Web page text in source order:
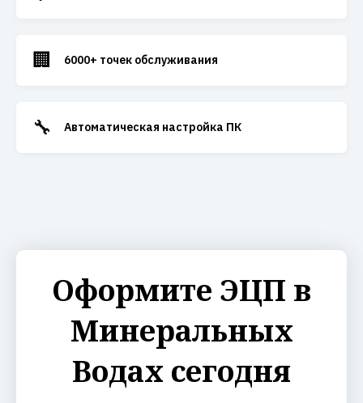
🏢 6000+ точек обслуживания
🔧 Автоматическая настройка ПК
Оформите ЭЦП в
Минеральных
Водах сегодня